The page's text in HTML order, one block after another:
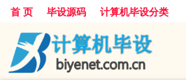
首 页 毕设源码 计算机毕设分类